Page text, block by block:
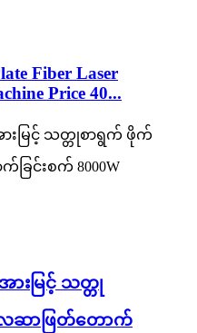
Fiber Laser
Price 40...
ားမြင့် သတ္တု
ဆာဖြတ်တောက်